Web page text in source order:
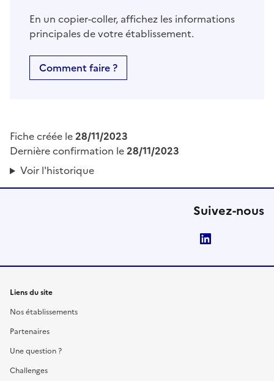
En un copier-coller, affichez les informations
principales de votre établissement.
Comment faire ?
Fiche créée le28/11/2023
Dernière confirmation le28/11/2023
Voir l'historique
Suivez-nous
Liens du site
Nos établissements
Partenaires
Une question ?
Challenges